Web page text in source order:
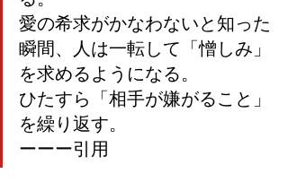
愛の希求がかなわないと知った
瞬間、人は一転して「憎しみ」
を求めるようになる。
ひたすら「相手が嫌がること」
を繰り返す。
ーーー引用